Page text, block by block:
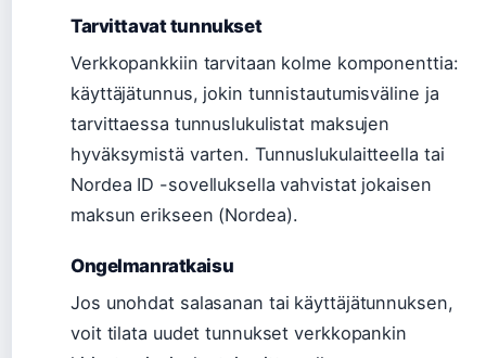
Tarvittavat tunnukset
Verkkopankkiin tarvitaan kolme komponenttia:
käyttäjätunnus, jokin tunnistautumisväline ja
tarvittaessa tunnuslukulistat maksujen
hyväksymistä varten. Tunnuslukulaitteella tai
Nordea ID -sovelluksella vahvistat jokaisen
maksun erikseen (Nordea).
Ongelmanratkaisu
Jos unohdat salasanan tai käyttäjätunnuksen,
voit tilata uudet tunnukset verkkopankin